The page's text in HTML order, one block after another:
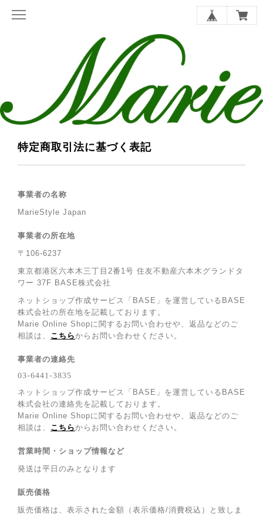
特定商取引法に基づく表記
事業者の名称
MarieStyle Japan
事業者の所在地
〒106-6237
東京都港区六本木三丁目2番1号 住友不動産六本木グランドタ
ワー 37F BASE株式会社
ネットショップ作成サービス「BASE」を運営しているBASE
株式会社の所在地を記載しております。
Marie Online Shopに関するお問い合わせや、返品などのご
相談は、 こちらからお問い合わせください。
事業者の連絡先
ネットショップ作成サービス「BASE」を運営しているBASE
株式会社の連絡先を記載しております。
Marie Online Shopに関するお問い合わせや、返品などのご
相談は、 こちらからお問い合わせください。
営業時間・ショップ情報など
発送は平日のみとなります
販売価格
販売価格は、表示された金額（表示価格/消費税込）と致しま